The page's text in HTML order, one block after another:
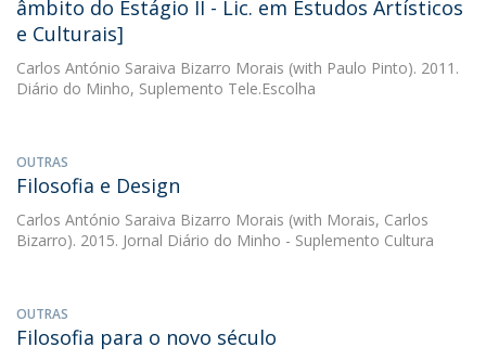
âmbito do Estágio II - Lic. em Estudos Artísticos
e Culturais]
Carlos António Saraiva Bizarro Morais (with Paulo Pinto). 2011.
Diário do Minho, Suplemento Tele.Escolha
OUTRAS
Filosofia e Design
Carlos António Saraiva Bizarro Morais (with Morais, Carlos
Bizarro). 2015. Jornal Diário do Minho - Suplemento Cultura
OUTRAS
Filosofia para o novo século